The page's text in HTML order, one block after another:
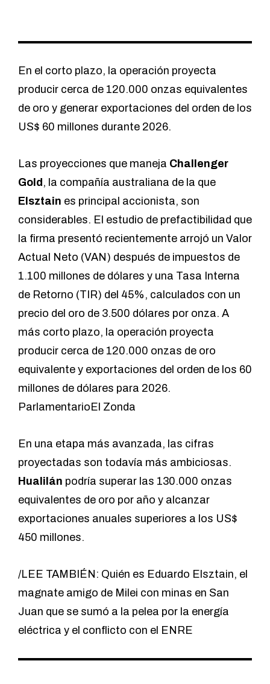
En el corto plazo, la operación proyecta
producir cerca de 120.000 onzas equivalentes
de oro y generar exportaciones del orden de los
US$ 60 millones durante 2026.
Las proyecciones que maneja Challenger
Gold, la compañía australiana de la que
Elsztain es principal accionista, son
considerables. El estudio de prefactibilidad que
la firma presentó recientemente arrojó un Valor
Actual Neto (VAN) después de impuestos de
1.100 millones de dólares y una Tasa Interna
de Retorno (TIR) del 45%, calculados con un
precio del oro de 3.500 dólares por onza. A
más corto plazo, la operación proyecta
producir cerca de 120.000 onzas de oro
equivalente y exportaciones del orden de los 60
millones de dólares para 2026.
ParlamentarioEl Zonda
En una etapa más avanzada, las cifras
proyectadas son todavía más ambiciosas.
Hualilán podría superar las 130.000 onzas
equivalentes de oro por año y alcanzar
exportaciones anuales superiores a los US$
450 millones.
/LEE TAMBIÉN: Quién es Eduardo Elsztain, el
magnate amigo de Milei con minas en San
Juan que se sumó a la pelea por la energía
eléctrica y el conflicto con el ENRE